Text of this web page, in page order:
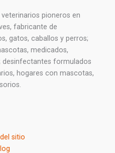
pioneros en
fabricante de
gatos, caballos y perros;
medicados,
desinfectantes formulados
hogares con mascotas,
sitio